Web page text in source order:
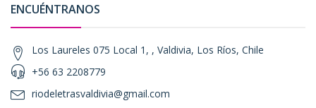
ENCUÉNTRANOS
Los Laureles 075 Local 1, , Valdivia, Los Ríos, Chile
+56 63 2208779
riodeletrasvaldivia@gmail.com